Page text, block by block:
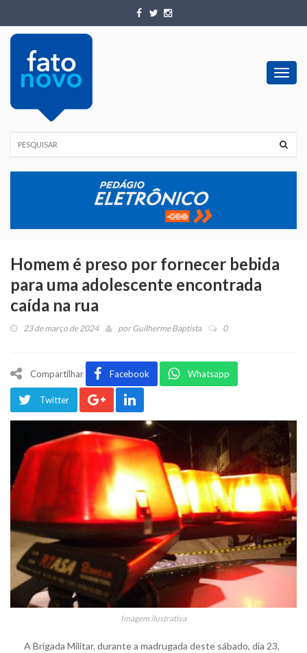
Homem é preso por fornecer bebida
para uma adolescente encontrada
caída na rua
23 de março de 2024 porGuilherme Baptista 0
Compartilhar Facebook Whatsapp
Twitter
Imagem ilustrativa
A Brigada Militar, durante a madrugada deste sábado, dia 23,